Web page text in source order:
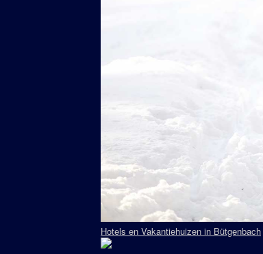
Hotels en Vakantiehuizen in Bütgenbach